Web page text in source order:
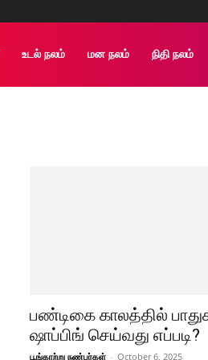
உடல் நலம் மன நலம் நிதி நலம்
பண்டிகை காலத்தில்
ஷாப்பிங் செய்வது எப்படி?
பூங்காற்று நண்பர்கள் - October 6, 2025